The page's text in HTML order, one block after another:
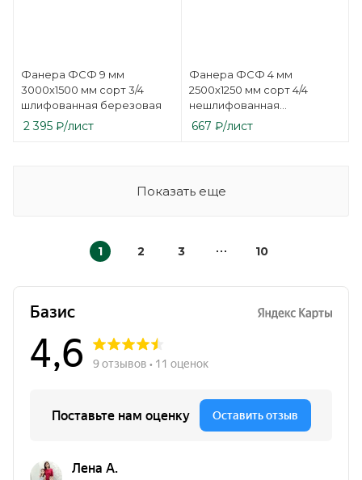
Фанера ФСФ 9 мм
3000х1500 мм сорт 3/4
шлифованная березовая
2 395 ₽/лист
Фанера ФСФ 4 мм
2500х1250 мм сорт 4/4
нешлифованная
березовая
667 ₽/лист
Показать еще
1 2 3 10